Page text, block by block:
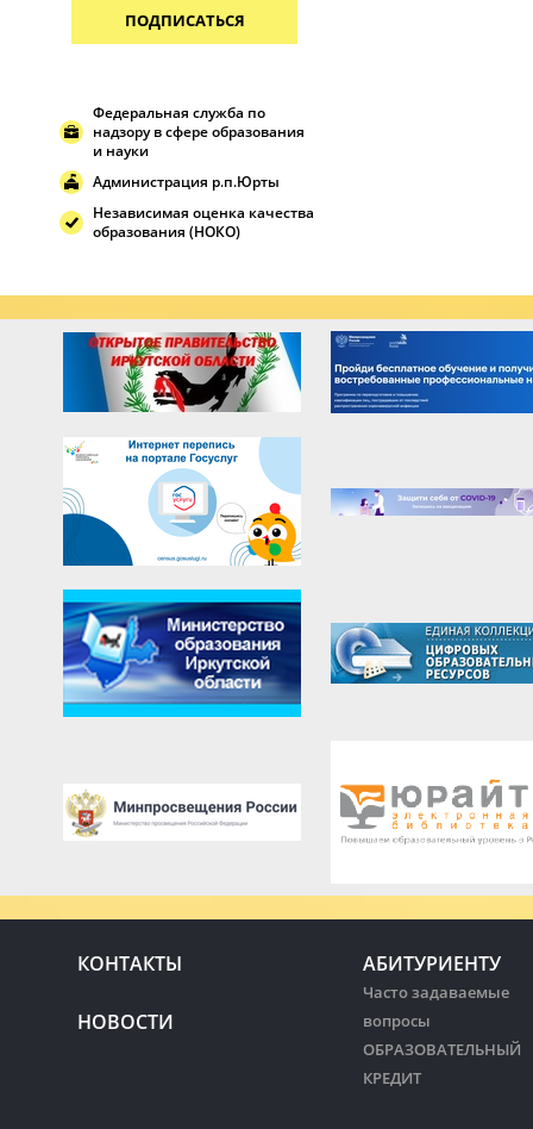
ПОДПИСАТЬСЯ
Федеральная служба по
надзору в сфере образования
и науки
Администрация р.п.Юрты
Независимая оценка качества
образования (НОКО)
КОНТАКТЫ
НОВОСТИ
АБИТУРИЕНТУ
Часто задаваемые
вопросы
ОБРАЗОВАТЕЛЬНЫЙ
КРЕДИТ